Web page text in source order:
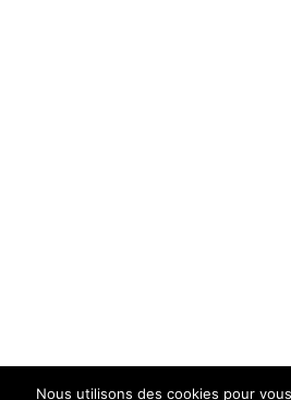
Nous utilisons des cookies pour